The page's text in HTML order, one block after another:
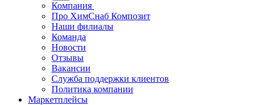
Компания
Про ХимСнаб Композит
Наши филиалы
Команда
Новости
Отзывы
Вакансии
Служба поддержки клиентов
Политика компании
Маркетплейсы